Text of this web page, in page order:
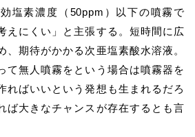
塩素濃度（50ppm）以下の噴霧で
えにくい」と主張する。短時間に広
、期待がかかる次亜塩素酸水溶液。
て無人噴霧をという場合は噴霧器を
ればいいという発想も生まれるだろ
ば大きなチャンスが存在するとも言